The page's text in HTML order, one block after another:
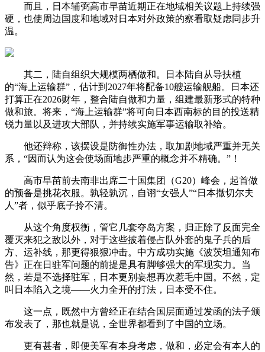
而且，日本辅弼高市早苗近期正在地域相关议题上持续强
硬，也使周边国度和地域对日本对外政策的察看取疑虑同步升
温。
其二，陆自组织大规模两栖做和。日本陆自从导扶植
的“海上运输群”，估计到2027年将配备10艘运输舰船。日本还
打算正在2026财年，整合陆自做和力量，组建最新形式的特种
做和旅。将来，“海上运输群”将可向日本西南标的目的投送精
锐力量以及进攻大部队，并持续实施军事运输取补给。
他还辩称，该摆设是防御性办法，取加剧地域严重并无关
系，“因而认为这会使场面地步严重的概念并不精确。”！
高市早苗前去南非出席二十国集团（G20）峰会，起首做
的预备是挑花衣服。孰轻孰沉，自诩“女强人”“日本撒切尔夫
人”者，似乎底子拎不清。
从这个角度权衡，管它几套夺岛方案，归正除了反面完全
覆灭来犯之敌以外，对于这些披着侵占队外套的鬼子兵的后
方、运补线，那更得狠狠冲击。中方成功实施《波茨坦通知布
告》正在日驻军问题的前提是具有脚够强大的军现实力。当
然，若是不选择驻军，日本更别妄想再次惹毛中国。不然，定
叫日本陷入之境——火力全开的打法，日本受不住。
这一点，既然中方曾经正在结合国层面通过发函的法子颁
布发表了，那也就是说，全世界都看到了中国的立场。
更有甚者，即便美军有本身考虑，做和，必定会有本人的